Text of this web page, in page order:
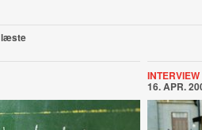
INTERVIEW
16. APR.